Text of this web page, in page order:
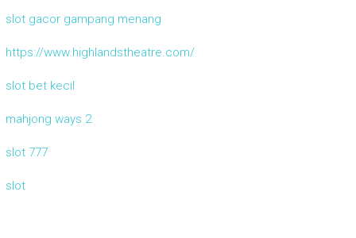
slot gacor gampang menang
https://www.highlandstheatre.com/
slot bet kecil
mahjong ways 2
slot 777
slot